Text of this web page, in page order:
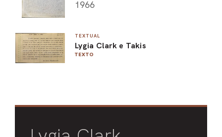
1966
TEXTUAL
Lygia Clark e Takis
TEXTO